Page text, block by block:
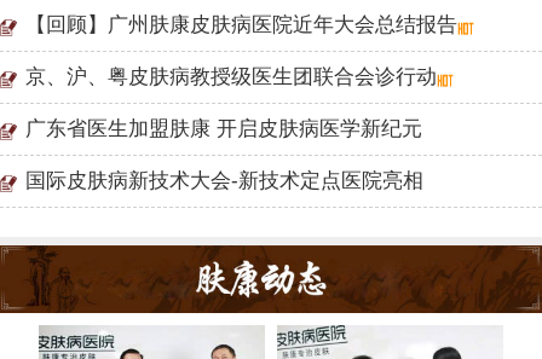
【回顾】广州肤康皮肤病医院近年大会总结报告
京、沪、粤皮肤病教授级医生团联合会诊行动
广东省医生加盟肤康 开启皮肤病医学新纪元
国际皮肤病新技术大会-新技术定点医院亮相